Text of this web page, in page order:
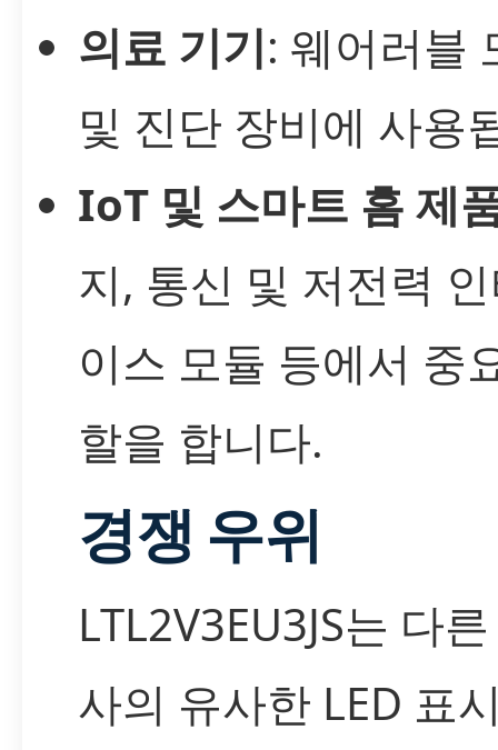
의료 기기: 웨어러블
및 진단 장비에 사용
IoT 및 스마트 홈 제
지, 통신 및 저전력
이스 모듈 등에서 중
할을 합니다.
경쟁 우위
LTL2V3EU3JS는 다
사의 유사한 LED 표